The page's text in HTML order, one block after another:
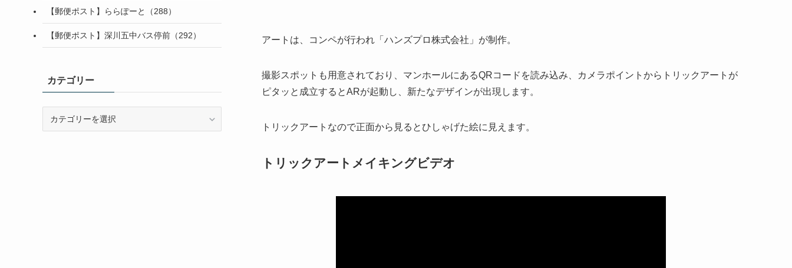
アートは、コンペが行われ「ハンズプロ株式会社」が制作。
撮影スポットも用意されており、マンホールにあるQRコードを読み込み、カメラポイントからトリックアートが
ピタッと成立するとARが起動し、新たなデザインが出現します。
トリックアートなので正面から見るとひしゃげた絵に見えます。
トリックアートメイキングビデオ
【郵便ポスト】ららぽーと（288）
【郵便ポスト】深川五中バス停前（292）
カテゴリー